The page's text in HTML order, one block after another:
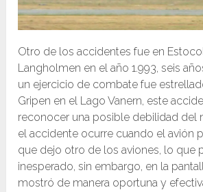
Otro de los accidentes fue en
Langholmen en el año 1.993, seis
un ejercicio de combate fue
Gripen en el Lago Vanern, este
reconocer una posible debilidad del
el accidente ocurre cuando el avión
que dejo otro de los aviones, lo que
inesperado, sin embargo, en la
mostró de manera oportuna y